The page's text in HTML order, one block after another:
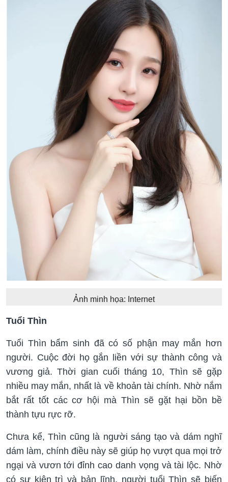
Ảnh minh họa: Internet
Tuổi Thìn
Tuổi Thìn bẩm sinh đã có số phận may mắn hơn
người. Cuộc đời họ gắn liền với sự thành công và
vương giả. Thời gian cuối tháng 10, Thìn sẽ gặp
nhiều may mắn, nhất là về khoản tài chính. Nhờ nắm
bắt rất tốt các cơ hội mà Thìn sẽ gặt hại bồn bề
thành tựu rực rỡ.
Chưa kể, Thìn cũng là người sáng tạo và dám nghĩ
dám làm, chính điều này sẽ giúp họ vượt qua mọi trở
ngại và vươn tới đỉnh cao danh vọng và tài lộc. Nhờ
có sự kiên trì và bản lĩnh, người tuổi Thìn sẽ biến